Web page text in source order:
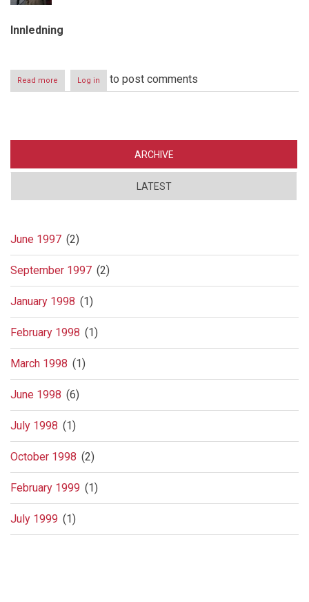
Innledning
Read more about
Lokalt
Log in to post comments
ARCHIVE
LATEST
June 1997 (2)
September 1997 (2)
January 1998 (1)
February 1998 (1)
March 1998 (1)
June 1998 (6)
July 1998 (1)
October 1998 (2)
February 1999 (1)
July 1999 (1)